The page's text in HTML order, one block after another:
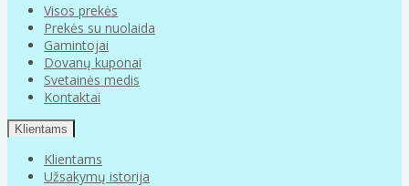
Visos prekės
Prekės su nuolaida
Gamintojai
Dovanų kuponai
Svetainės medis
Kontaktai
Klientams
Klientams
Užsakymų istorija